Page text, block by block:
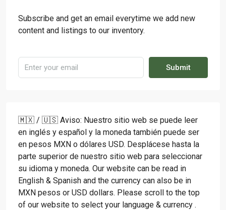
Subscribe and get an email everytime we add new
content and listings to our inventory.
Submit
🇲🇽 / 🇺🇸 Aviso: Nuestro sitio web se puede leer
en inglés y español y la moneda también puede ser
en pesos MXN o dólares USD. Desplácese hasta la
parte superior de nuestro sitio web para seleccionar
su idioma y moneda. Our website can be read in
English & Spanish and the currency can also be in
MXN pesos or USD dollars. Please scroll to the top
of our website to select your language & currency .